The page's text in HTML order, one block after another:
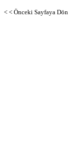
< < Önceki Sayfaya Dön